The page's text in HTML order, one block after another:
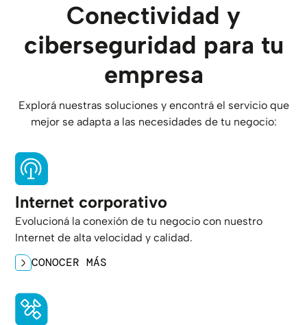
Conectividad y
ciberseguridad para tu
empresa
Explorá nuestras soluciones y encontrá el servicio que
mejor se adapta a las necesidades de tu negocio:
Internet corporativo
Evolucioná la conexión de tu negocio con nuestro
Internet de alta velocidad y calidad.
CONOCER MÁS